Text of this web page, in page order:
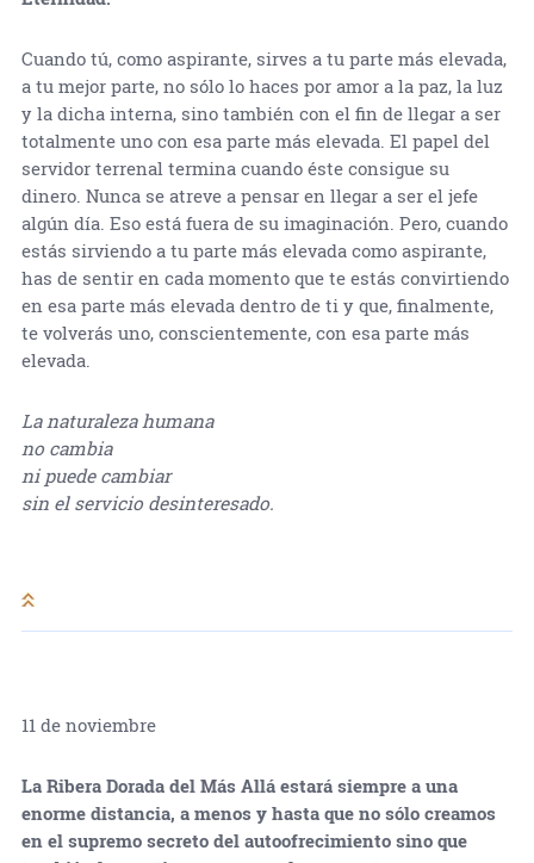
Cuando tú, como aspirante, sirves a tu parte más elevada,
a tu mejor parte, no sólo lo haces por amor a la paz, la luz
y la dicha interna, sino también con el fin de llegar a ser
totalmente uno con esa parte más elevada. El papel del
servidor terrenal termina cuando éste consigue su
dinero. Nunca se atreve a pensar en llegar a ser el jefe
algún día. Eso está fuera de su imaginación. Pero, cuando
estás sirviendo a tu parte más elevada como aspirante,
has de sentir en cada momento que te estás convirtiendo
en esa parte más elevada dentro de ti y que, finalmente,
te volverás uno, conscientemente, con esa parte más
elevada.
La naturaleza humana
no cambia
ni puede cambiar
sin el servicio desinteresado.
11 de noviembre
La Ribera Dorada del Más Allá estará siempre a una
enorme distancia, a menos y hasta que no sólo creamos
en el supremo secreto del autoofrecimiento sino que